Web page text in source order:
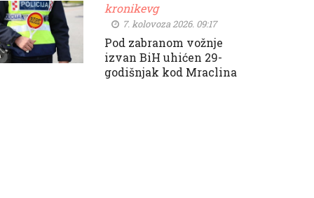
kronikevg
7. kolovoza 2026. 09:17
Pod zabranom vožnje
izvan BiH uhićen 29-
godišnjak kod Mraclina